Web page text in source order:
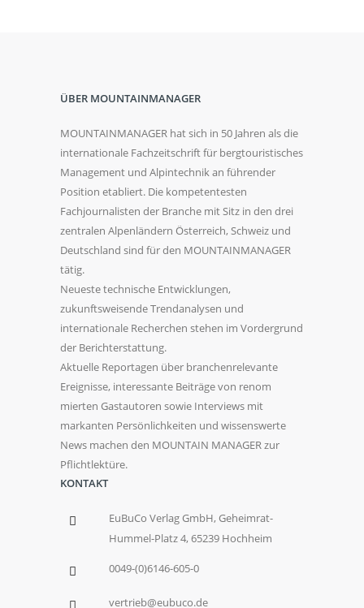
ÜBER MOUNTAINMANAGER
MOUNTAINMANAGER hat sich in 50 Jahren als die
internationale Fachzeitschrift für bergtouristisches
Management und Alpintechnik an führender
Position etabliert. Die kompetentesten
Fachjournalisten der Branche mit Sitz in den drei
zentralen Alpenländern Österreich, Schweiz und
Deutschland sind für den MOUNTAINMANAGER
tätig.
Neueste technische Entwicklungen,
zukunftsweisende Trendanalysen und
internationale Recherchen stehen im Vordergrund
der Berichterstattung.
Aktuelle Reportagen über branchenrelevante
Ereignisse, interessante Beiträge von renom
mierten Gastautoren sowie Interviews mit
markanten Persönlichkeiten und wissenswerte
News machen den MOUNTAIN MANAGER zur
Pflichtlektüre.
KONTAKT
EuBuCo Verlag GmbH, Geheimrat-
Hummel-Platz 4, 65239 Hochheim
0049-(0)6146-605-0
vertrieb@eubuco.de